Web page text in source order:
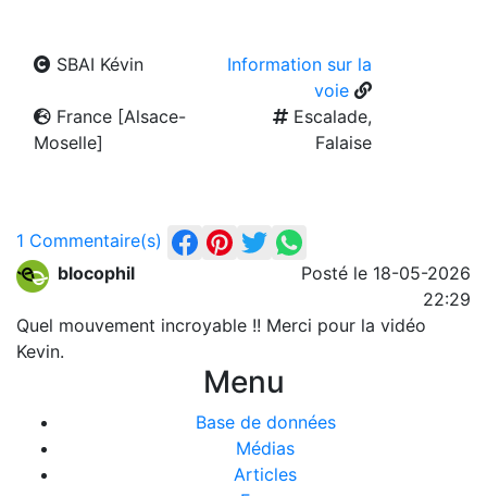
SBAI Kévin
Information sur la
voie
France [Alsace-
Moselle]
Escalade,
Falaise
1 Commentaire(s)
blocophil
Posté le 18-05-2026
22:29
Quel mouvement incroyable !! Merci pour la vidéo
Kevin.
Menu
Base de données
Médias
Articles